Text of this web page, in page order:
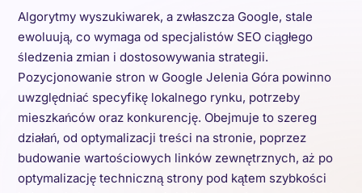
Algorytmy wyszukiwarek, a zwłaszcza Google, stale
ewoluują, co wymaga od specjalistów SEO ciągłego
śledzenia zmian i dostosowywania strategii.
Pozycjonowanie stron w Google Jelenia Góra powinno
uwzględniać specyfikę lokalnego rynku, potrzeby
mieszkańców oraz konkurencję. Obejmuje to szereg
działań, od optymalizacji treści na stronie, poprzez
budowanie wartościowych linków zewnętrznych, aż po
optymalizację techniczną strony pod kątem szybkości